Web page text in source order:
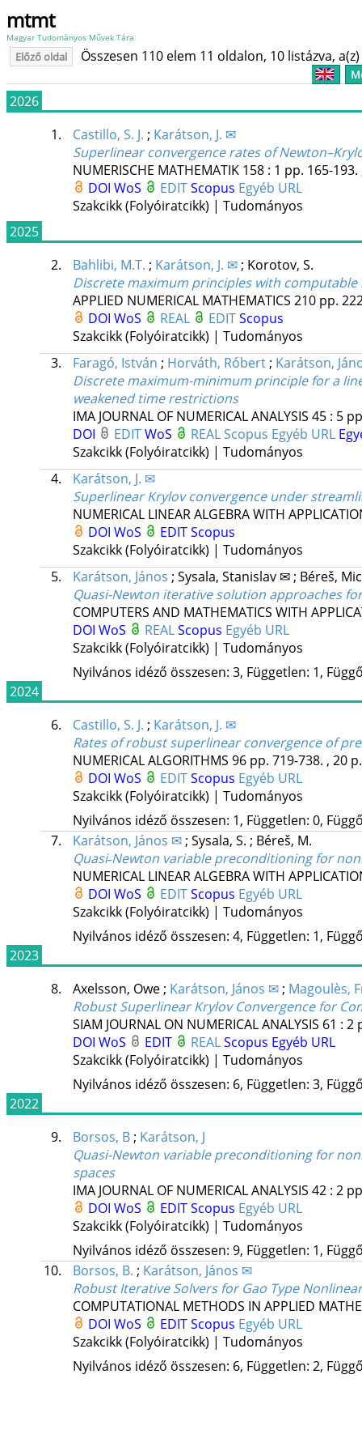
mtmt
Magyar Tudományos Művek Tára
Előző oldal Összesen 110 elem 11 oldalon, 10 listázva,
2026
1.
Castillo, S. J. ; Karátson, J. ✉
Superlinear convergence rates of
NUMERISCHE MATHEMATIK 158: 1 pp. 165-
DOI WoS EDITScopus Egyéb URL
Szakcikk (Folyóiratcikk) | Tudományos
2025
2.
Bahlibi, M.T. ; Karátson, J. ✉; Korotov, S.
Discrete maximum principles with
APPLIED NUMERICAL MATHEMATICS 210 pp.
DOI WoS REAL EDITScopus
Szakcikk (Folyóiratcikk) | Tudományos
3.
Faragó, István ; Horváth, Róbert; Karátson,
Discrete maximum-minimum principle for a
weakened time restrictions
IMA JOURNAL OF NUMERICAL ANALYSIS 45: 5
DOI
EDITWoS REALScopus Egyéb URL
Szakcikk (Folyóiratcikk) | Tudományos
4.
Karátson, J. ✉
Superlinear Krylov convergence under
NUMERICAL LINEAR ALGEBRA WITH
DOI WoS EDITScopus
Szakcikk (Folyóiratcikk) | Tudományos
5.
Karátson, János ; Sysala, Stanislav ✉; Béreš,
Quasi-Newton iterative solution approaches
COMPUTERS AND MATHEMATICS WITH
DOI WoS REALScopus Egyéb URL
Szakcikk (Folyóiratcikk) | Tudományos
Nyilvános idéző összesen: 3, Független: 1,
2024
6.
Castillo, S. J. ; Karátson, J. ✉
Rates of robust superlinear convergence of
NUMERICAL ALGORITHMS 96 pp. 719-738. , 20
DOI WoS EDITScopus Egyéb URL
Szakcikk (Folyóiratcikk) | Tudományos
Nyilvános idéző összesen: 1, Független: 0,
7.
Karátson, János ✉; Sysala, S. ; Béreš, M.
Quasi‐Newton variable preconditioning for
NUMERICAL LINEAR ALGEBRA WITH
DOI WoS EDITScopus Egyéb URL
Szakcikk (Folyóiratcikk) | Tudományos
Nyilvános idéző összesen: 4, Független: 1,
2023
8.
Axelsson, Owe; Karátson, János ✉; Magoulès,
Robust Superlinear Krylov Convergence for
SIAM JOURNAL ON NUMERICAL ANALYSIS 61 : 2
DOI WoS EDIT REALScopus Egyéb URL
Szakcikk (Folyóiratcikk) | Tudományos
Nyilvános idéző összesen: 6, Független: 3,
2022
9.
Borsos, B; Karátson, J
Quasi-Newton variable preconditioning for
spaces
IMA JOURNAL OF NUMERICAL ANALYSIS 42: 2
DOI WoS EDITScopus Egyéb URL
Szakcikk (Folyóiratcikk) | Tudományos
Nyilvános idéző összesen: 9, Független: 1,
10.
Borsos, B. ; Karátson, János ✉
Robust Iterative Solvers for Gao Type
COMPUTATIONAL METHODS IN APPLIED
DOI WoS EDITScopus Egyéb URL
Szakcikk (Folyóiratcikk) | Tudományos
Nyilvános idéző összesen: 6, Független: 2,